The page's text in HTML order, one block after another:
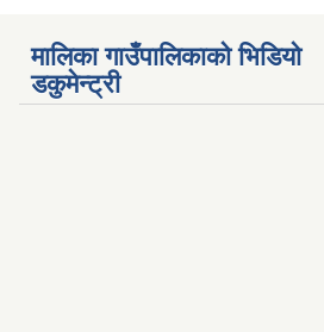
मालिका गाउँपालिकाको भिडियो
डकुमेन्ट्री